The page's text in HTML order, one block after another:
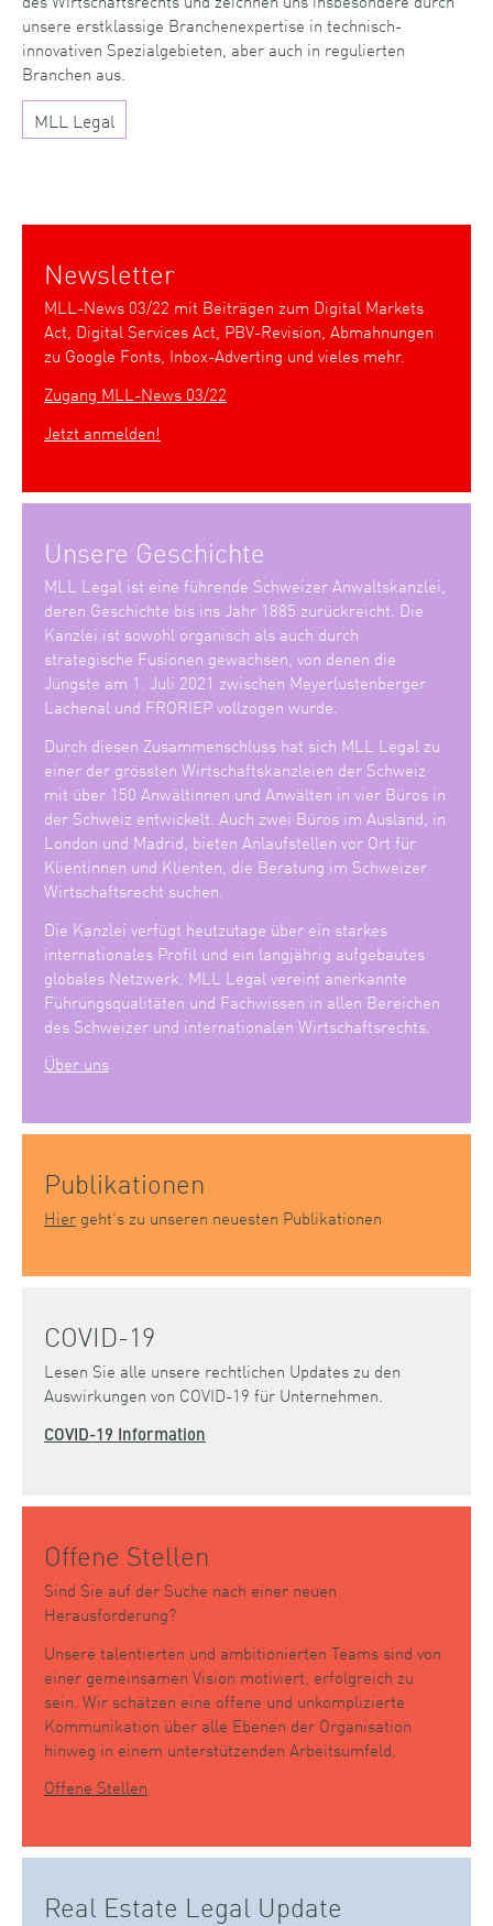
unsere erstklassige Branchenexpertise in technisch-
innovativen Spezialgebieten, aber auch in regulierten
Branchen aus.
MLL Legal
Newsletter
MLL-News 03/22 mit Beiträgen zum Digital Markets
Act, Digital Services Act, PBV-Revision, Abmahnungen
zu Google Fonts, Inbox-Adverting und vieles mehr.
Zugang MLL-News 03/22
Jetzt anmelden!
Unsere Geschichte
MLL Legal ist eine führende Schweizer Anwaltskanzlei,
deren Geschichte bis ins Jahr 1885 zurückreicht. Die
Kanzlei ist sowohl organisch als auch durch
strategische Fusionen gewachsen, von denen die
Jüngste am 1. Juli 2021 zwischen Meyerlustenberger
Lachenal und FRORIEP vollzogen wurde.
Durch diesen Zusammenschluss hat sich MLL Legal zu
einer der grössten Wirtschaftskanzleien der Schweiz
mit über 150 Anwältinnen und Anwälten in vier Büros in
der Schweiz entwickelt. Auch zwei Büros im Ausland, in
London und Madrid, bieten Anlaufstellen vor Ort für
Klientinnen und Klienten, die Beratung im Schweizer
Wirtschaftsrecht suchen.
Die Kanzlei verfügt heutzutage über ein starkes
internationales Profil und ein langjährig aufgebautes
globales Netzwerk. MLL Legal vereint anerkannte
Führungsqualitäten und Fachwissen in allen Bereichen
des Schweizer und internationalen Wirtschaftsrechts.
Über uns
Publikationen
Hier geht’s zu unseren neuesten Publikationen
COVID-19
Lesen Sie alle unsere rechtlichen Updates zu den
Auswirkungen von COVID-19 für Unternehmen.
COVID-19 Information
Offene Stellen
Sind Sie auf der Suche nach einer neuen
Herausforderung?
Unsere talentierten und ambitionierten Teams sind von
einer gemeinsamen Vision motiviert, erfolgreich zu
sein. Wir schätzen eine offene und unkomplizierte
Kommunikation über alle Ebenen der Organisation
hinweg in einem unterstützenden Arbeitsumfeld.
Offene Stellen
Real Estate Legal Update